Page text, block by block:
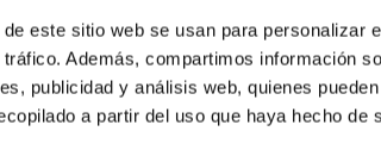
este sitio web se usan para personalizar
Además, compartimos información
publicidad y análisis web, quienes
a partir del uso que haya hecho de